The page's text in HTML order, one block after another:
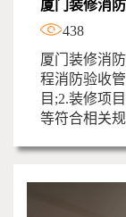
厦门装修消
438
厦门装修消
程消防验收
目;2.装修项
等符合相关规